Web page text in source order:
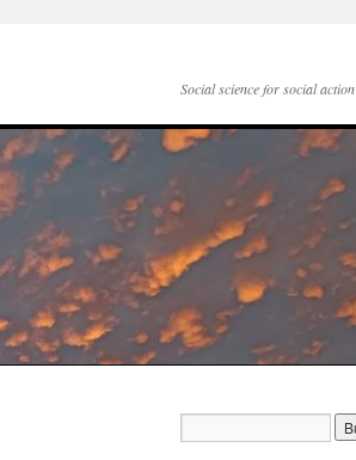
Social science for social action